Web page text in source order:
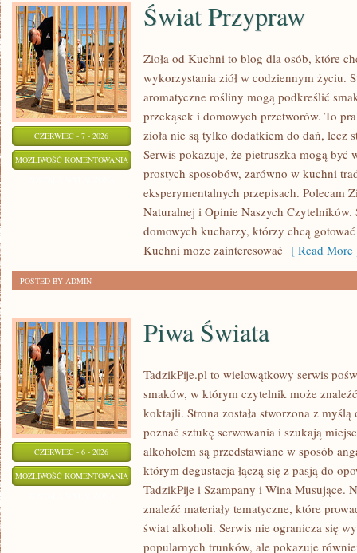
CZERWIEC - 7 - 2026
MOŻLIWOŚĆ KOMENTOWANIA ŚWIAT
PRZYPRAW
Świat Przypraw
Zioła od Kuchni to blog dla osób, które
wykorzystania ziół w codziennym życiu.
aromatyczne rośliny mogą podkreślić
przekąsek i domowych przetworów. To
zioła nie są tylko dodatkiem do dań, lecz
Serwis pokazuje, że pietruszka mogą być
prostych sposobów, zarówno w kuchni
eksperymentalnych przepisach. Polecam
Naturalnej i Opinie Naszych Czytelników.
domowych kucharzy, którzy chcą
Kuchni może zainteresować [ Read More
POSTED BY ADMIN
CZERWIEC - 6 - 2026
MOŻLIWOŚĆ KOMENTOWANIA PIWA
ŚWIATA
Piwa Świata
TadzikPije.pl to wielowątkowy serwis
smaków, w którym czytelnik może
koktajli. Strona została stworzona z
poznać sztukę serwowania i szukają
alkoholem są przedstawiane w sposób
którym degustacja łączą się z pasją do
TadzikPije i Szampany i Wina Musujące.
znaleźć materiały tematyczne, które
świat alkoholi. Serwis nie ogranicza się
popularnych trunków, ale pokazuje